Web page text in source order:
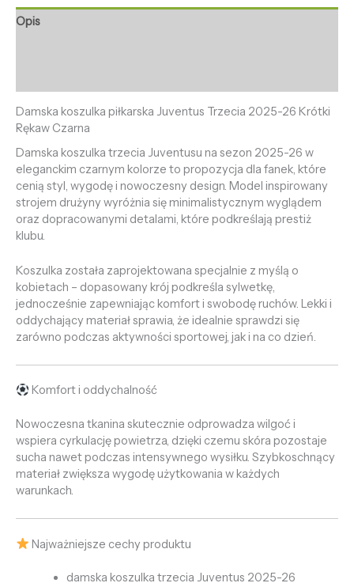
Opis
Damska koszulka piłkarska Juventus Trzecia 2025-26 Krótki
Rękaw Czarna
Damska koszulka trzecia Juventusu na sezon 2025-26 w
eleganckim czarnym kolorze to propozycja dla fanek, które
cenią styl, wygodę i nowoczesny design. Model inspirowany
strojem drużyny wyróżnia się minimalistycznym wyglądem
oraz dopracowanymi detalami, które podkreślają prestiż
klubu.
Koszulka została zaprojektowana specjalnie z myślą o
kobietach – dopasowany krój podkreśla sylwetkę,
jednocześnie zapewniając komfort i swobodę ruchów. Lekki i
oddychający materiał sprawia, że idealnie sprawdzi się
zarówno podczas aktywności sportowej, jak i na co dzień.
Komfort i oddychalność
Nowoczesna tkanina skutecznie odprowadza wilgoć i
wspiera cyrkulację powietrza, dzięki czemu skóra pozostaje
sucha nawet podczas intensywnego wysiłku. Szybkoschnący
materiał zwiększa wygodę użytkowania w każdych
warunkach.
Najważniejsze cechy produktu
damska koszulka trzecia Juventus 2025-26